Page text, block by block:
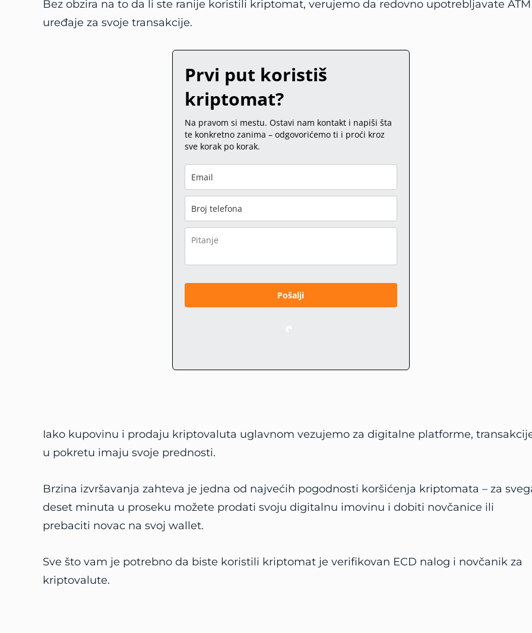
Bez obzira na to da li ste ranije koristili kriptomat, verujemo da redovno upotrebljavate ATM
uređaje za svoje transakcije.
Prvi put koristiš
kriptomat?
Na pravom si mestu. Ostavi nam kontakt i napiši šta
te konkretno zanima – odgovorićemo ti i proći kroz
sve korak po korak.
Pošalji
Iako kupovinu i prodaju kriptovaluta uglavnom vezujemo za digitalne platforme,
u pokretu imaju svoje prednosti.
Brzina izvršavanja zahteva je jedna od najvećih pogodnosti koršićenja kriptomata – za
deset minuta u proseku možete prodati svoju digitalnu imovinu i dobiti novčanice ili
prebaciti novac na svoj wallet.
Sve što vam je potrebno da biste koristili kriptomat je verifikovan ECD nalog i novčanik za
kriptovalute.